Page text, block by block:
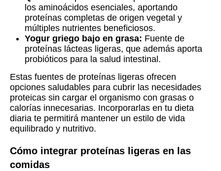
los aminoácidos esenciales, aportando
proteínas completas de origen vegetal y
múltiples nutrientes beneficiosos.
Yogur griego bajo en grasa: Fuente de
proteínas lácteas ligeras, que además aporta
probióticos para la salud intestinal.
Estas fuentes de proteínas ligeras ofrecen
opciones saludables para cubrir las necesidades
proteicas sin cargar el organismo con grasas o
calorías innecesarias. Incorporarlas en tu dieta
diaria te permitirá mantener un estilo de vida
equilibrado y nutritivo.
Cómo integrar proteínas ligeras en las
comidas